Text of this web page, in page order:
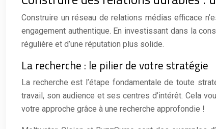
Construire un réseau de relations médias efficace
engagement authentique. En investissant dans la
régulière et d’une réputation plus solide.
La recherche : le pilier de votre stratégie
La recherche est l’étape fondamentale de toute
travail, son audience et ses centres d’intérêt. Cela
votre approche grâce à une recherche approfondie !